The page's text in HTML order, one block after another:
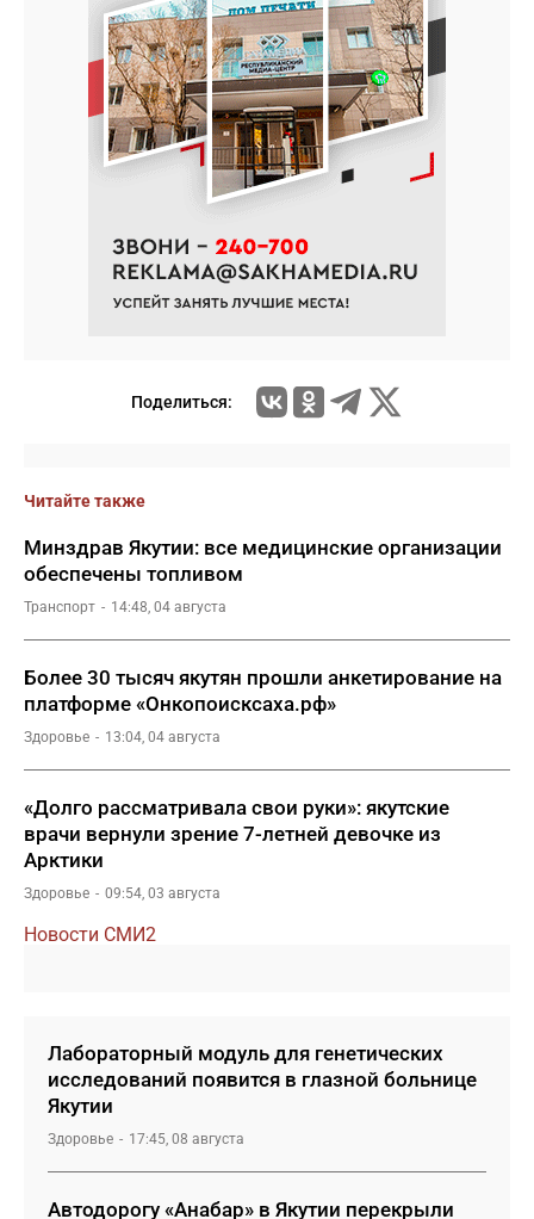
Поделиться:
Читайте также
Минздрав Якутии: все медицинские организации
обеспечены топливом
Транспорт 14:48, 04 августа
Более 30 тысяч якутян прошли анкетирование на
платформе «Онкопоисксаха.рф»
Здоровье 13:04, 04 августа
«Долго рассматривала свои руки»: якутские
врачи вернули зрение 7-летней девочке из
Арктики
Здоровье 09:54, 03 августа
Новости СМИ2
Лабораторный модуль для генетических
исследований появится в глазной больнице
Якутии
Здоровье 17:45, 08 августа
Автодорогу «Анабар» в Якутии перекрыли